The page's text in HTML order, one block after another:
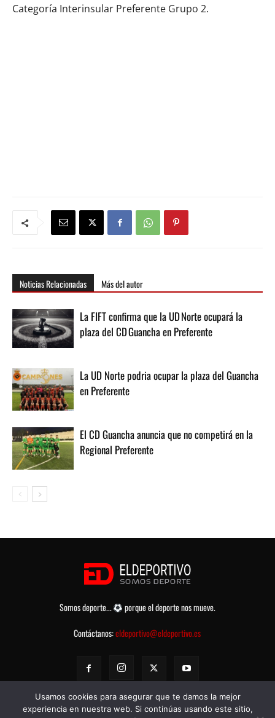
Categoría Interinsular Preferente Grupo 2.
Noticias Relacionadas Más del autor
La FIFT confirma que la UD Norte ocupará la
plaza del CD Guancha en Preferente
La UD Norte podria ocupar la plaza del Guancha
en Preferente
El CD Guancha anuncia que no competirá en la
Regional Preferente
Somos deporte...
porque el deporte nos mueve.
Contáctanos:eldeportivo@eldeportivo.es
Usamos cookies para asegurar que te damos la mejor
experiencia en nuestra web. Si continúas usando este sitio,